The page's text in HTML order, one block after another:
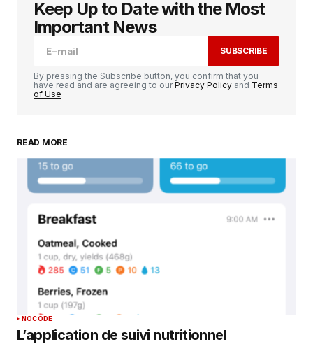
Votre adresse e-mail ne sera pas publiée. Les
champs obligatoires sont indiqués avec
Your Name
Your E-mail*
Enregistrer mon nom, mon e-mail et mon
site dans le navigateur pour mon prochain
commentaire.
SUBMIT COMMENT
Keep Up to Date with the Most
Important News
SUBSCRIBE
By pressing the Subscribe button, you confirm that you
have read and are agreeing to ourPrivacy Policy and Terms
of Use
READ MORE
NOCODE
L’application de suivi nutritionnel